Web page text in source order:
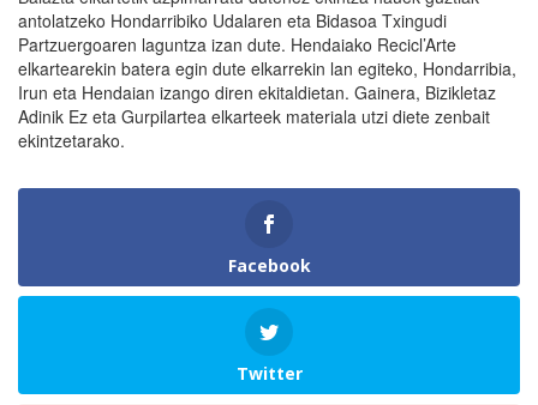
antolatzeko Hondarribiko Udalaren eta Bidasoa Txingudi
Partzuergoaren laguntza izan dute. Hendaiako Recicl’Arte
elkartearekin batera egin dute elkarrekin lan egiteko, Hondarribia,
Irun eta Hendaian izango diren ekitaldietan. Gainera, Bizikletaz
Adinik Ez eta Gurpilartea elkarteek materiala utzi diete zenbait
ekintzetarako.
Facebook
Twitter